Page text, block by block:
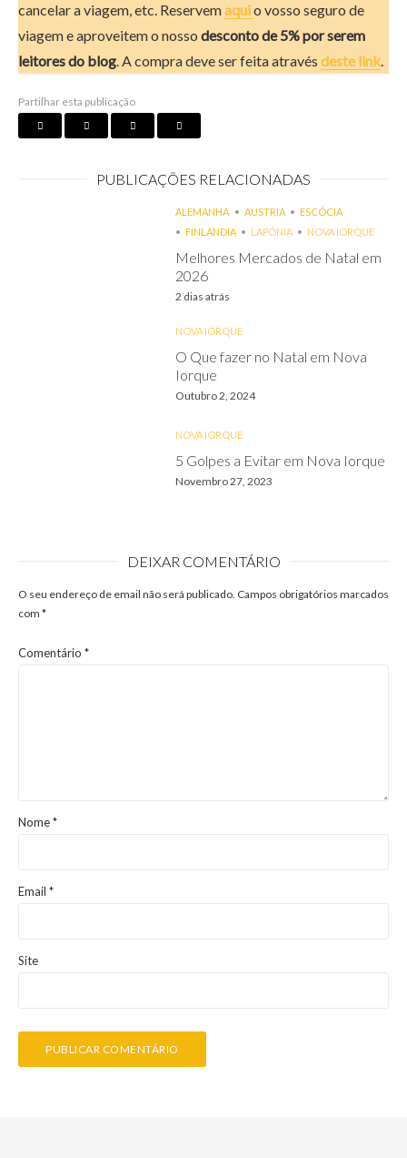
cancelar a viagem, etc. Reservemaquio vosso seguro de
viagem e aproveitem o nosso desconto de 5% por serem
leitores do blog. A compra deve ser feita através deste link.
Partilhar esta publicação
PUBLICAÇÕES RELACIONADAS
ALEMANHA AUSTRIA
ESCÓCIA
FINLANDIA
LAPÓNIA NOVA IORQUE
Melhores Mercados de Natal em
2026
2 dias atrás
NOVA IORQUE
O Que fazer no Natal em Nova
Iorque
Outubro 2, 2024
NOVA IORQUE
5 Golpes a Evitar em Nova Iorque
Novembro 27, 2023
DEIXAR COMENTÁRIO
O seu endereço de email não será publicado. Campos obrigatórios marcados
com *
Comentário *
Nome*
Email *
Site